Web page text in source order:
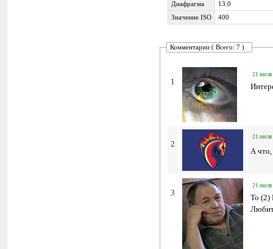
Диафрагма
13.0
Значение ISO
400
Комментарии ( Всего: 7 )
1
21 июля
2
21 июля
А что,
3
21 июля
To